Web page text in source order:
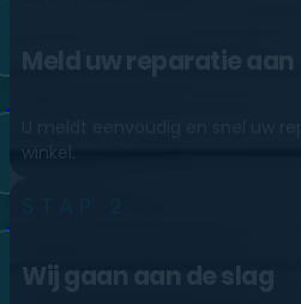
Bekijk alle modellen
Xiaomi
Bekijk alle modellen
winkel.
Wij gaan aan de slag